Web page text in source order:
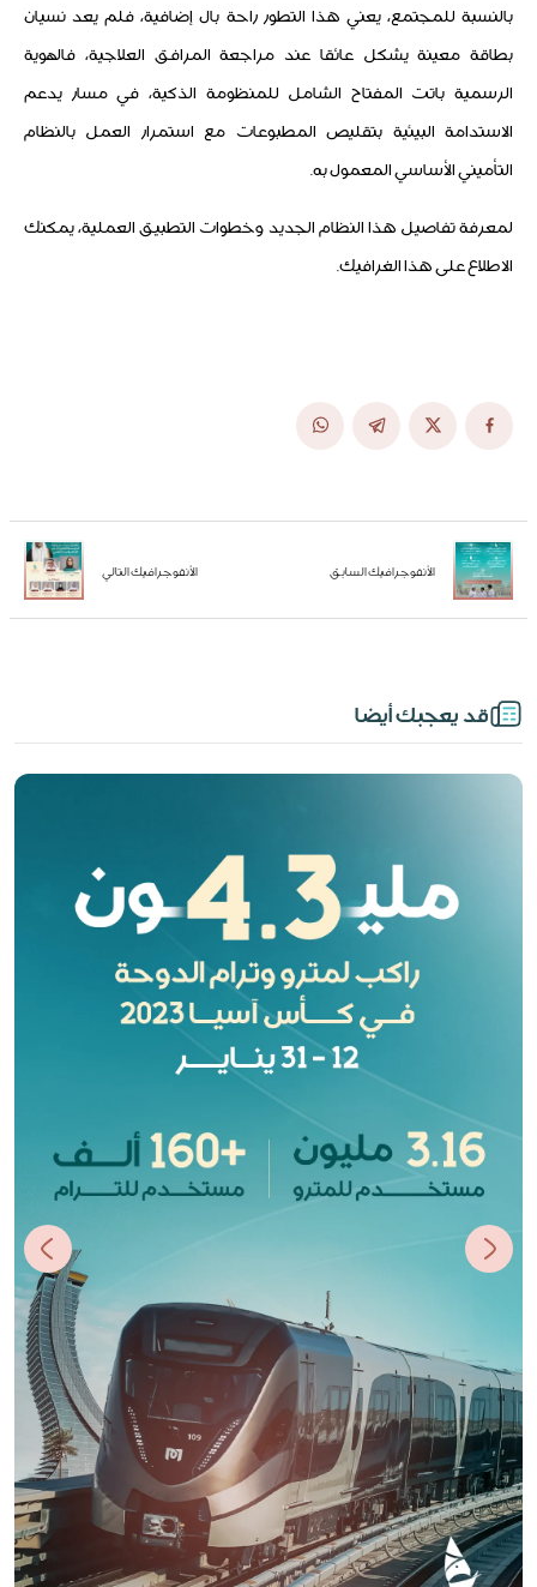
بالنسبة للمجتمع، يعني هذا التطور راحة بال إضافية، فلم يعد نسيان
بطاقة معينة يشكل عائقا عند مراجعة المرافق العلاجية، فالهوية
الرسمية باتت المفتاح الشامل للمنظومة الذكية، في مسار يدعم
الاستدامة البيئية بتقليص المطبوعات مع استمرار العمل بالنظام
التأميني الأساسي المعمول به.
لمعرفة تفاصيل هذا النظام الجديد وخطوات التطبيق العملية، يمكنك
الاطلاع على هذا الغرافيك.
الأنفوجرافيك السابق الأنفوجرافيك التالي
قد يعجبك أيضا